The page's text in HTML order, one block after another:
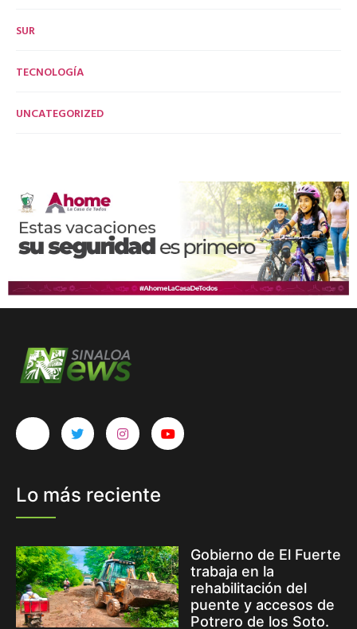
SUR
TECNOLOGÍA
UNCATEGORIZED
Lo más reciente
Gobierno de El Fuerte
trabaja en la
rehabilitación del
puente y accesos de
Potrero de los Soto.